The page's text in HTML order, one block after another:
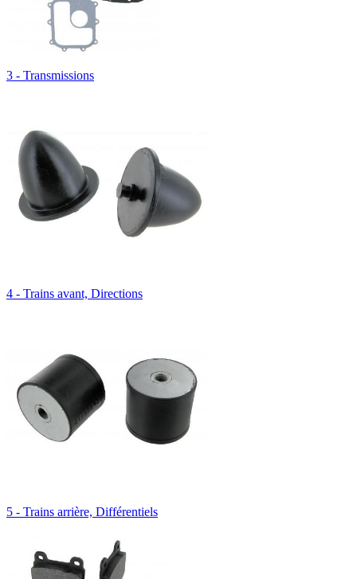
3 - Transmissions
4 - Trains avant, Directions
5 - Trains arrière, Différentiels